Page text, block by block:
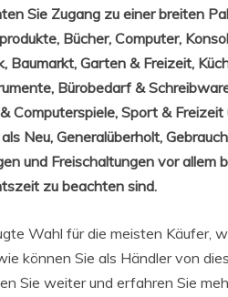
Sie Zugang zu einer breiten
Bücher, Computer,
Baumarkt, Garten & Freizeit,
Bürobedarf &
Computerspiele, Sport &
Neu, Generalüberholt,
und Freischaltungen vor allem
zu beachten sind.
Wahl für die meisten Käufer,
können Sie als Händler von
Sie weiter und erfahren Sie